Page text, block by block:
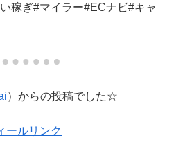
稼ぎ #マイラー #ECナビ#キャ
）からの投稿でした☆
ールリンク